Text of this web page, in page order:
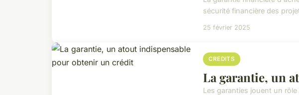
sécurité financière des
25 février 2025
CREDITS
La garantie, un
Les garanties jouent un